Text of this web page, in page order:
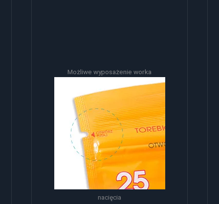
Możliwe wyposażenie worka
nacięcia